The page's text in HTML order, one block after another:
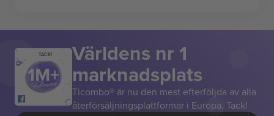
TACK! Världens nr 1
marknadsplats
Ticombo® är nu den mest efterföljda av alla
återförsäljningsplattformar i Europa. Tack!